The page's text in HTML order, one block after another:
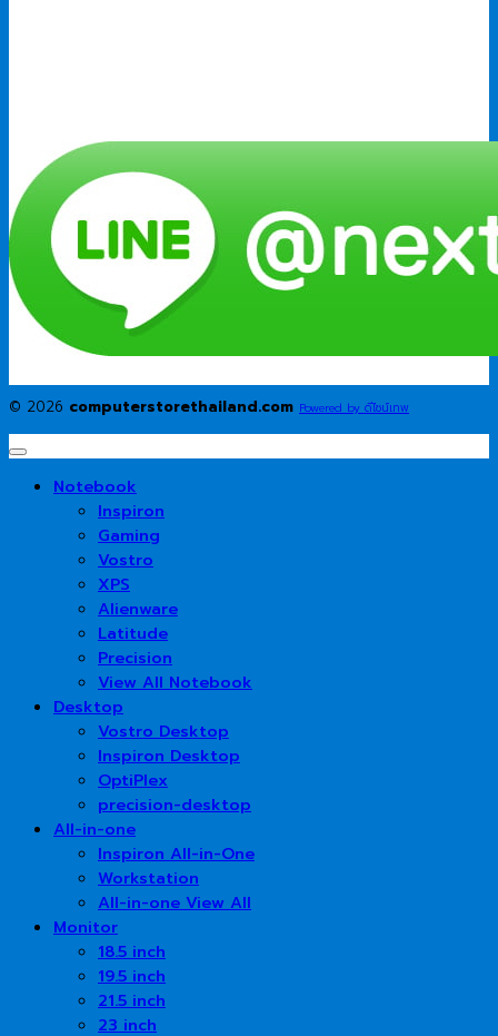
© 2026 computerstorethailand.com Powered by ดีไซน์เทพ
Notebook
Inspiron
Gaming
Vostro
XPS
Alienware
Latitude
Precision
View All Notebook
Desktop
Vostro Desktop
Inspiron Desktop
OptiPlex
precision-desktop
All-in-one
Inspiron All-in-One
Workstation
All-in-one View All
Monitor
18.5 inch
19.5 inch
21.5 inch
23 inch